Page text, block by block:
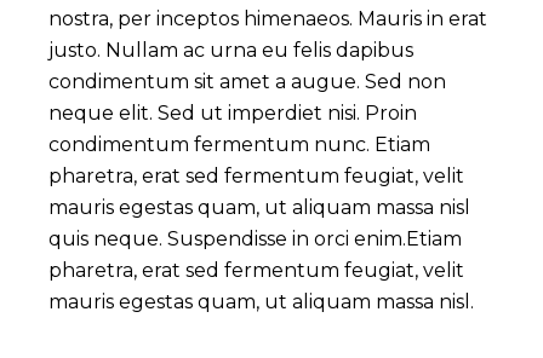
nostra, per inceptos himenaeos. Mauris in erat
justo. Nullam ac urna eu felis dapibus
condimentum sit amet a augue. Sed non
neque elit. Sed ut imperdiet nisi. Proin
condimentum fermentum nunc. Etiam
pharetra, erat sed fermentum feugiat, velit
mauris egestas quam, ut aliquam massa nisl
quis neque. Suspendisse in orci enim.Etiam
pharetra, erat sed fermentum feugiat, velit
mauris egestas quam, ut aliquam massa nisl.